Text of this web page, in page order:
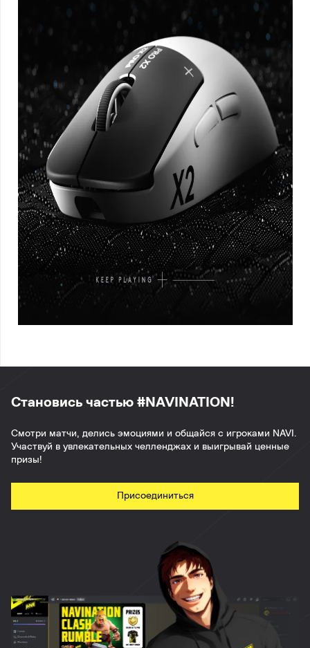
Становись частью #NAVINATION!
Смотри матчи, делись эмоциями и общайся с игроками NAVI.
Участвуй в увлекательных челленджах и выигрывай ценные
призы!
Присоединиться